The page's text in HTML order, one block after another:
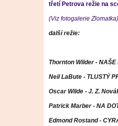
třetí Petrova režie na
(Viz fotogalerie Zlomatka)
další režie:
Thornton Wilder -
Neil LaBute - TLUSTÝ
Oscar Wilde - J. Z.
Patrick Marber - NA
Edmond Rostand -